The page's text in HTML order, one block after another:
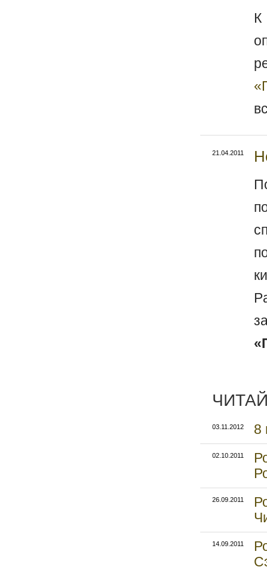
21.04.2011
03.11.2012 8
02.10.2011
26.09.2011
14.09.2011